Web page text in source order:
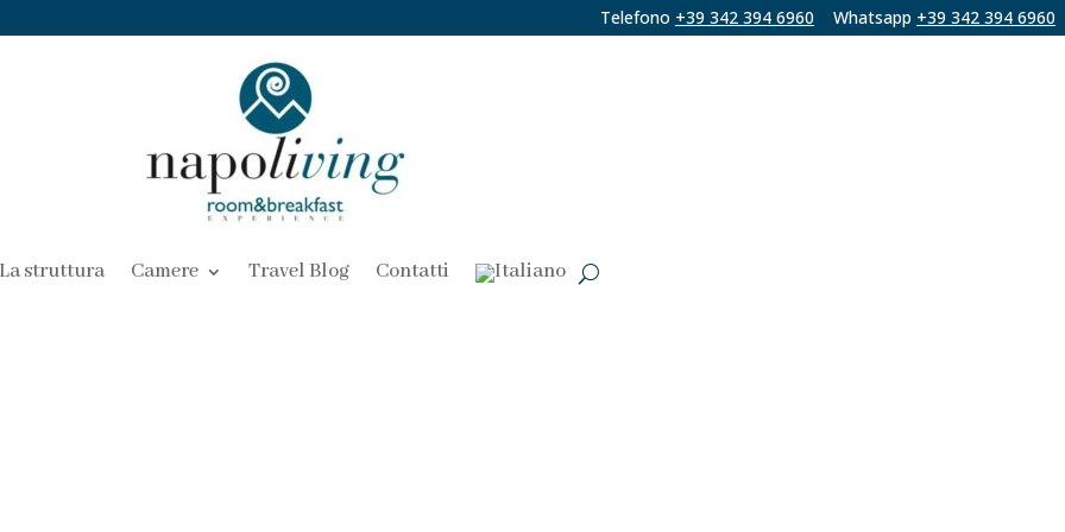
Telefono +39 342 394 6960 Whatsapp +39 342 394 6960
La struttura Camere Travel Blog Contatti